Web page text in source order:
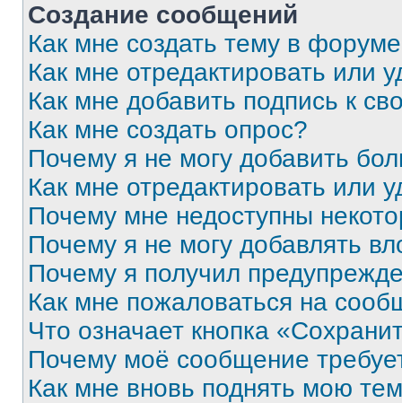
Создание сообщений
Как мне создать тему в
Как мне отредактировать или
Как мне добавить подпись к
Как мне создать опрос?
Почему я не могу добавить
Как мне отредактировать или
Почему мне недоступны
Почему я не могу добавлять
Почему я получил
Как мне пожаловаться на
Что означает кнопка
Почему моё сообщение
Как мне вновь поднять мою